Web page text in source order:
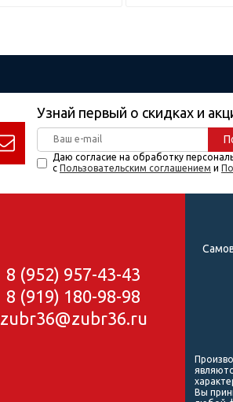
Узнай первый о скидках и
Даю согласие на обработку
с Пользовательским соглашением и
8 (952) 957-43-43
8 (919) 180-98-98
zubr36@zubr36.ru
Вы